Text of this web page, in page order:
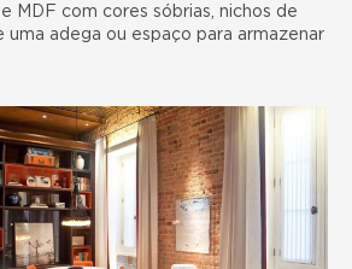
MDF com cores sóbrias, nichos de
uma adega ou espaço para armazenar